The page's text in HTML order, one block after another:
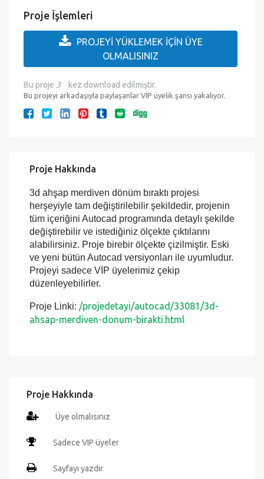
Son Kontrol : 04/08/2026
Proje İşlemleri
OLMALISINIZ
Bu proje 3 kez download edilmiştir.
Proje Hakkında
3d ahşap merdiven dönüm bıraktı projesi
herşeyiyle tam değiştirilebilir şekildedir, projenin
tüm içeriğini Autocad programında detaylı şekilde
değiştirebilir ve istediğiniz ölçekte çıktılarını
alabilirsiniz. Proje birebir ölçekte çizilmiştir. Eski
ve yeni bütün Autocad versiyonları ile uyumludur.
Projeyi sadece VİP üyelerimiz çekip
düzenleyebilirler.
Proje Hakkında
Üye olmalısınız
Sadece VIP üyeler